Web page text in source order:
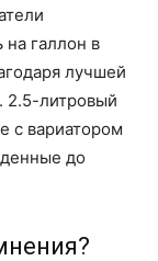
галлон в
лучшей
2.5-литровый
с вариатором
до